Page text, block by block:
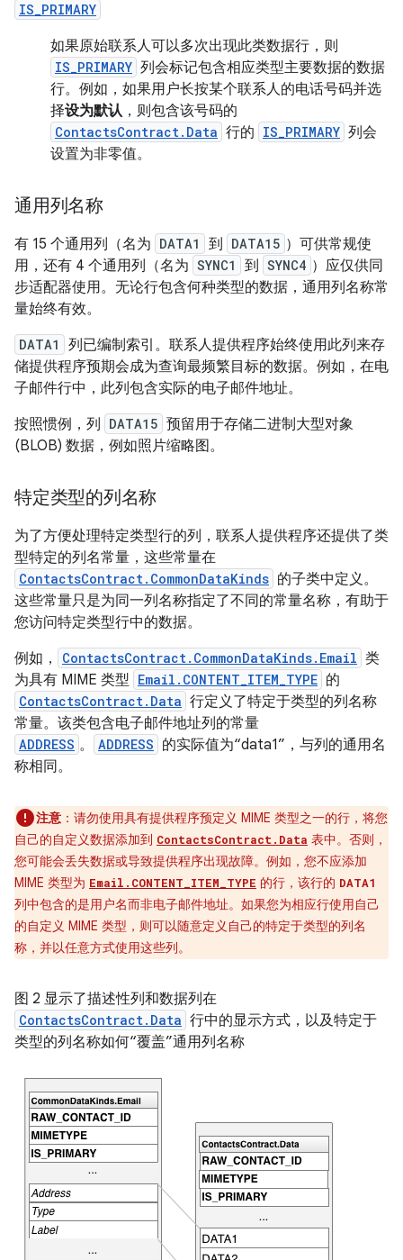
IS_PRIMARY
如果原始联系人可以多次出现此类数据行，则
IS_PRIMARY 列会标记包含相应类型主要数据的数据
行。例如，如果用户长按某个联系人的电话号码并选
择设为默认 ，则包含该号码的
ContactsContract.Data 行的 IS_PRIMARY 列会
设置为非零值。
通用列名称
有 15 个通用列（名为 DATA1 到 DATA15 ）可供常规使
用，还有 4 个通用列（名为 SYNC1 到 SYNC4 ）应仅供同
步适配器使用。无论行包含何种类型的数据，通用列名称常
量始终有效。
DATA1
列已编制索引。联系人提供程序始终使用此列来存
储提供程序预期会成为查询最频繁目标的数据。例如，在电
子邮件行中，此列包含实际的电子邮件地址。
按照惯例，列
DATA15 预留用于存储二进制大型对象
(BLOB) 数据，例如照片缩略图。
特定类型的列名称
为了方便处理特定类型行的列，联系人提供程序还提供了类
型特定的列名常量，这些常量在
ContactsContract.CommonDataKinds 的子类中定义。
这些常量只是为同一列名称指定了不同的常量名称，有助于
您访问特定类型行中的数据。
例如，
ContactsContract.CommonDataKinds.Email 类
为具有 MIME 类型 Email.CONTENT_ITEM_TYPE 的
ContactsContract.Data 行定义了特定于类型的列名称
常量。该类包含电子邮件地址列的常量
ADDRESS 。 ADDRESS 的实际值为“data1”，与列的通用名
称相同。
注意 ：请勿使用具有提供程序预定义 MIME 类型之一的行，将您
自己的自定义数据添加到 ContactsContract.Data 表中。否则，
您可能会丢失数据或导致提供程序出现故障。例如，您不应添加
MIME 类型为 Email.CONTENT_ITEM_TYPE 的行，该行的 DATA1
列中包含的是用户名而非电子邮件地址。如果您为相应行使用自己
的自定义 MIME 类型，则可以随意定义自己的特定于类型的列名
称，并以任意方式使用这些列。
图 2 显示了描述性列和数据列在
ContactsContract.Data 行中的显示方式，以及特定于
类型的列名称如何“覆盖”通用列名称